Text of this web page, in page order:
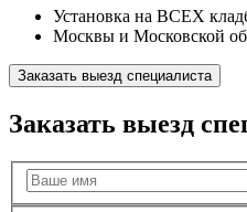
Установка на ВСЕХ
Москвы и Московской
Заказать выезд специалиста
Заказать выезд